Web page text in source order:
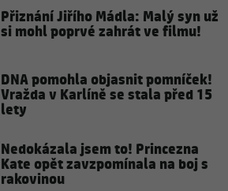
Přiznání Jiřího Mádla: Malý syn už
si mohl poprvé zahrát ve filmu!
DNA pomohla objasnit pomníček!
Vražda v Karlíně se stala před 15
lety
Nedokázala jsem to! Princezna
Kate opět zavzpomínala na boj s
rakovinou